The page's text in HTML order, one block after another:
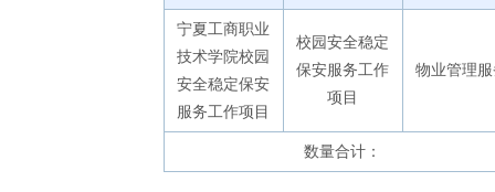
宁夏工商职业
技术学院校园
安全稳定保安
服务工作项目
校园安全稳定
保安服务工作
项目
物业管理
数量合计：